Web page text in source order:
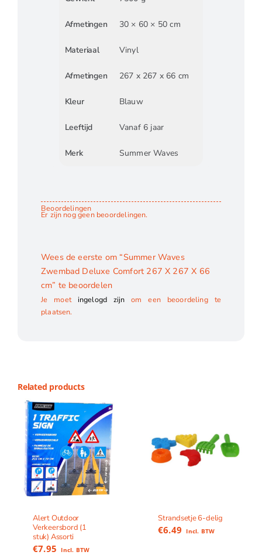
Afmetingen 30 × 60 × 50 cm
Materiaal Vinyl
Afmetingen 267 x 267 x 66 cm
Kleur Blauw
Leeftijd Vanaf 6 jaar
Merk Summer Waves
Beoordelingen
Er zijn nog geen beoordelingen.
Wees de eerste om “Summer Waves
Zwembad Deluxe Comfort 267 X 267 X 66
cm” te beoordelen
Je moet ingelogd zijn om een beoordeling te
plaatsen.
Related products
Alert Outdoor
Verkeersbord (1
stuk) Assorti
€7.95 Incl. BTW
Strandsetje 6-delig
€6.49 Incl. BTW